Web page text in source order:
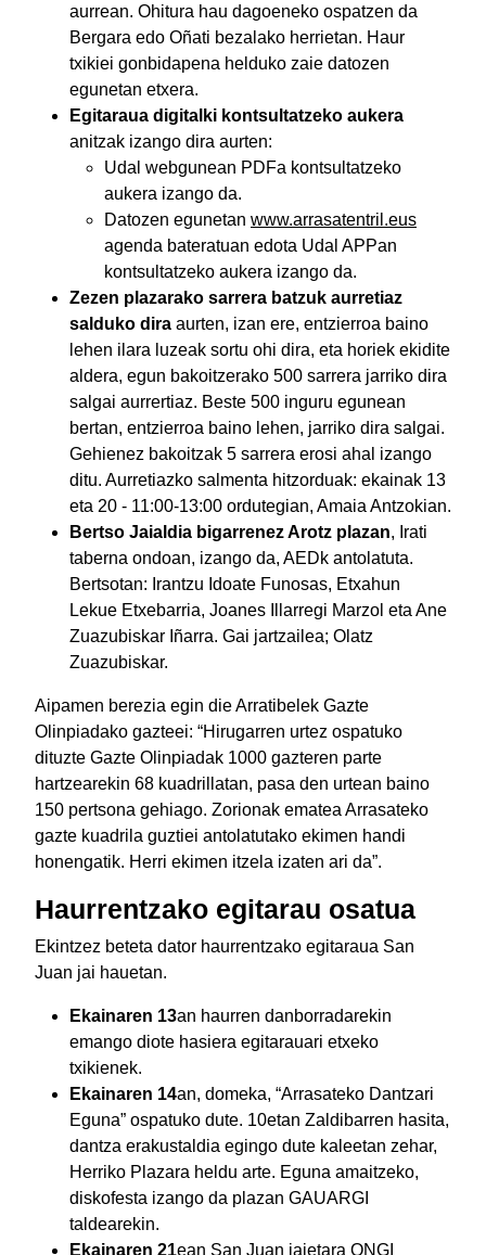
aurrean. Ohitura hau dagoeneko ospatzen da
Bergara edo Oñati bezalako herrietan. Haur
txikiei gonbidapena helduko zaie datozen
egunetan etxera.
Egitaraua digitalki kontsultatzeko aukera
anitzak izango dira aurten:
Udal webgunean PDFa kontsultatzeko
aukera izango da.
Datozen egunetan www.arrasatentril.eus
agenda bateratuan edota Udal APPan
kontsultatzeko aukera izango da.
Zezen plazarako sarrera batzuk aurretiaz
salduko dira aurten, izan ere, entzierroa baino
lehen ilara luzeak sortu ohi dira, eta horiek ekidite
aldera, egun bakoitzerako 500 sarrera jarriko dira
salgai aurrertiaz. Beste 500 inguru egunean
bertan, entzierroa baino lehen, jarriko dira salgai.
Gehienez bakoitzak 5 sarrera erosi ahal izango
ditu. Aurretiazko salmenta hitzorduak: ekainak 13
eta 20 - 11:00-13:00 ordutegian, Amaia Antzokian.
Bertso Jaialdia bigarrenez Arotz plazan, Irati
taberna ondoan, izango da, AEDk antolatuta.
Bertsotan: Irantzu Idoate Funosas, Etxahun
Lekue Etxebarria, Joanes Illarregi Marzol eta Ane
Zuazubiskar Iñarra. Gai jartzailea; Olatz
Zuazubiskar.
Aipamen berezia egin die Arratibelek Gazte
Olinpiadako gazteei: “Hirugarren urtez ospatuko
dituzte Gazte Olinpiadak 1000 gazteren parte
hartzearekin 68 kuadrillatan, pasa den urtean baino
150 pertsona gehiago. Zorionak ematea Arrasateko
gazte kuadrila guztiei antolatutako ekimen handi
honengatik. Herri ekimen itzela izaten ari da”.
Haurrentzako egitarau osatua
Ekintzez beteta dator haurrentzako egitaraua San
Juan jai hauetan.
Ekainaren 13an haurren danborradarekin
emango diote hasiera egitarauari etxeko
txikienek.
Ekainaren 14an, domeka, “Arrasateko Dantzari
Eguna” ospatuko dute. 10etan Zaldibarren hasita,
dantza erakustaldia egingo dute kaleetan zehar,
Herriko Plazara heldu arte. Eguna amaitzeko,
diskofesta izango da plazan GAUARGI
taldearekin.
Ekainaren 21ean San Juan jaietara ONGI